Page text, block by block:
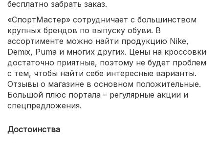
бесплатно забрать заказ.
«СпортМастер» сотрудничает с большинством
крупных брендов по выпуску обуви. В
ассортименте можно найти продукцию Nike,
Demix, Puma и многих других. Цены на кроссовки
достаточно приятные, поэтому не будет проблем
с тем, чтобы найти себе интересные варианты.
Отзывы о магазине в основном положительные.
Большой плюс портала – регулярные акции и
спецпредложения.
Достоинства